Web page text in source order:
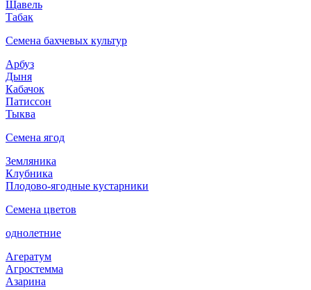
Щавель
Табак
Семена бахчевых культур
Арбуз
Дыня
Кабачок
Патиссон
Тыква
Семена ягод
Земляника
Клубника
Плодово-ягодные кустарники
Семена цветов
однолетние
Агератум
Агростемма
Азарина